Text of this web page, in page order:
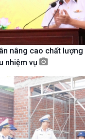
hội
trường
Khoa
Tin
Kết nối
Sống
khí hậu
nâng cao chất
nhiệm vụ